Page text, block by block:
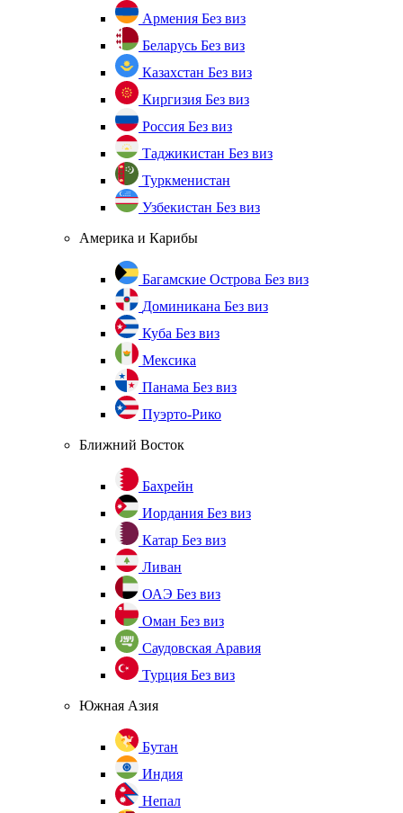
Армения Без виз
Беларусь Без виз
Казахстан Без виз
Киргизия Без виз
Россия Без виз
Таджикистан Без виз
Туркменистан
Узбекистан Без виз
Америка и Карибы
Багамские Острова Без виз
Доминикана Без виз
Куба Без виз
Мексика
Панама Без виз
Пуэрто-Рико
Ближний Восток
Бахрейн
Иордания Без виз
Катар Без виз
Ливан
ОАЭ Без виз
Оман Без виз
Саудовская Аравия
Турция Без виз
Южная Азия
Бутан
Индия
Непал